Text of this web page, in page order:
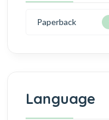
Paperback
Language